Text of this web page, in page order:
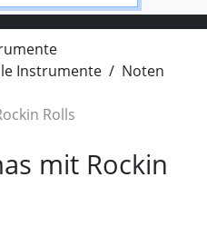
Instrumente
Noten
Rolls
mit Rockin